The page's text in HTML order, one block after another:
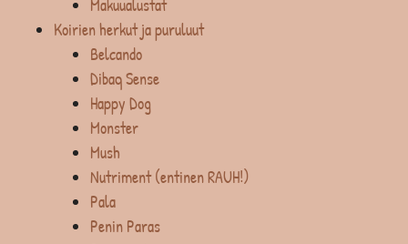
Makuualustat
Koirien herkut ja puruluut
Belcando
Dibaq Sense
Happy Dog
Monster
Mush
Nutriment (entinen RAUH!)
Pala
Penin Paras